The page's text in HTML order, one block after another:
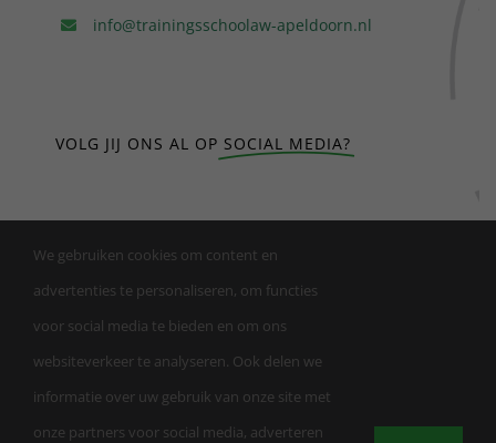
info@trainingsschoolaw-apeldoorn.nl
VOLG JIJ ONS AL OP SOCIAL MEDIA?
We gebruiken cookies om content en
advertenties te personaliseren, om functies
voor social media te bieden en om ons
websiteverkeer te analyseren. Ook delen we
informatie over uw gebruik van onze site met
onze partners voor social media, adverteren